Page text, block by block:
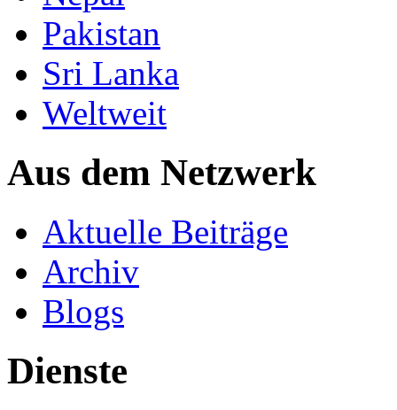
Pakistan
Sri Lanka
Weltweit
Aus dem Netzwerk
Aktuelle Beiträge
Archiv
Blogs
Dienste